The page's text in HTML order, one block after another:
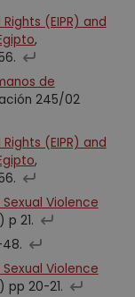
(EIPR) and
,
de
245/02
(EIPR) and
,
Violence
p 21.
Violence
pp 20-21.